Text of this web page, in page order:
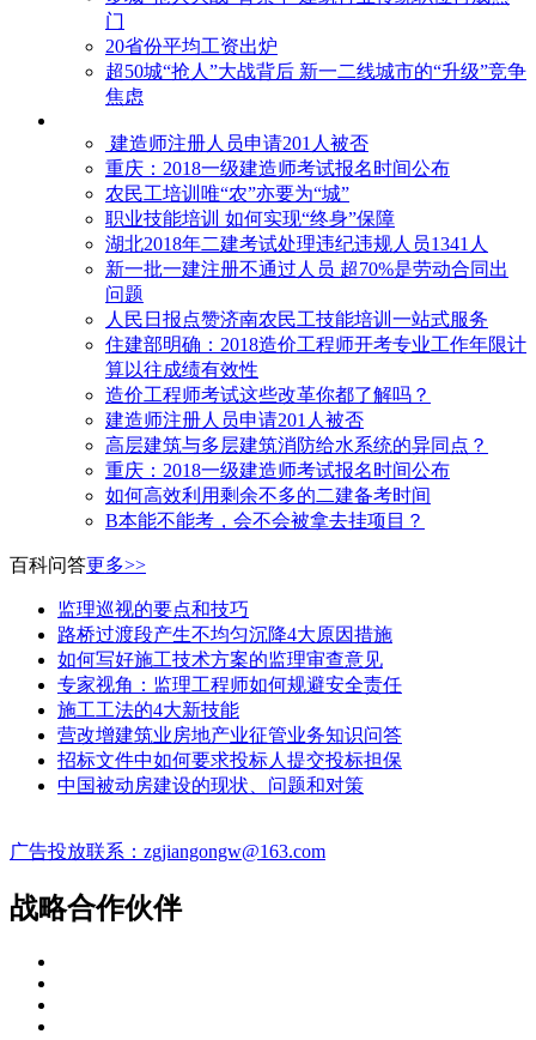
门
20省份平均工资出炉
超50城“抢人”大战背后 新一二线城市的“升级”竞争
焦虑
建造师注册人员申请201人被否
​重庆：2018一级建造师考试报名时间公布
农民工培训唯“农”亦要为“城”
职业技能培训 如何实现“终身”保障
湖北2018年二建考试处理违纪违规人员1341人
新一批一建注册不通过人员 超70%是劳动合同出
问题
人民日报点赞济南农民工技能培训一站式服务
住建部明确：2018造价工程师开考专业工作年限计
算以往成绩有效性
造价工程师考试这些改革你都了解吗？
建造师注册人员申请201人被否
高层建筑与多层建筑消防给水系统的异同点？
​重庆：2018一级建造师考试报名时间公布
如何高效利用剩余不多的二建备考时间
B本能不能考，会不会被拿去挂项目？
百科问答更多>>
监理巡视的要点和技巧
路桥过渡段产生不均匀沉降4大原因措施
如何写好施工技术方案的监理审查意见
专家视角：监理工程师如何规避安全责任
施工工法的4大新技能
营改增建筑业房地产业征管业务知识问答
招标文件中如何要求投标人提交投标担保
中国被动房建设的现状、问题和对策
广告投放联系：zgjiangongw@163.com
战略合作伙伴